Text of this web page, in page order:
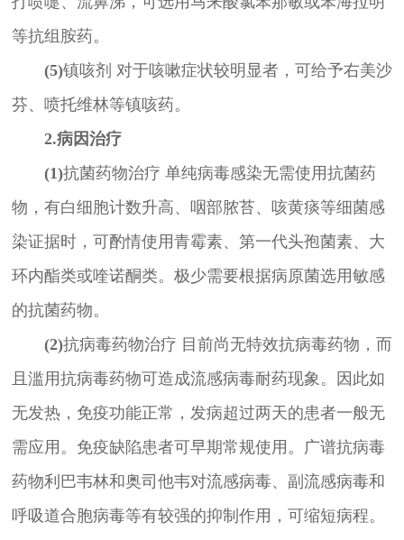
等抗组胺药。
(5)镇咳剂 对于咳嗽症状较明显者，可给予右美沙
芬、喷托维林等镇咳药。
2.病因治疗
(1)抗菌药物治疗 单纯病毒感染无需使用抗菌药
物，有白细胞计数升高、咽部脓苔、咳黄痰等细菌感
染证据时，可酌情使用青霉素、第一代头孢菌素、大
环内酯类或喹诺酮类。极少需要根据病原菌选用敏感
的抗菌药物。
(2)抗病毒药物治疗 目前尚无特效抗病毒药物，而
且滥用抗病毒药物可造成流感病毒耐药现象。因此如
无发热，免疫功能正常，发病超过两天的患者一般无
需应用。免疫缺陷患者可早期常规使用。广谱抗病毒
药物利巴韦林和奥司他韦对流感病毒、副流感病毒和
呼吸道合胞病毒等有较强的抑制作用，可缩短病程。